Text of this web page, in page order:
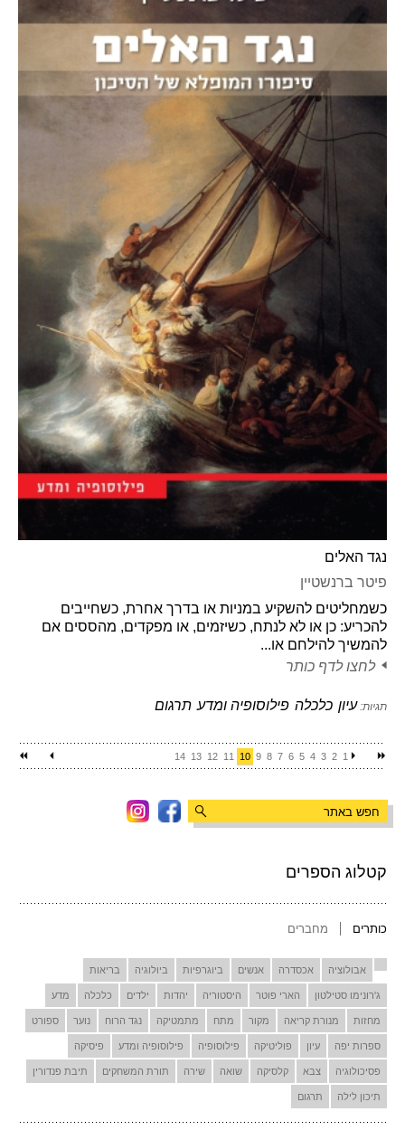
קטלוג הספרים
כותרים מחברים
אבולוציה אכסדרה אנשים ביוגרפיות ביולוגיה בריאות
ג'רונימו סטילטון הארי פוטר היסטוריה יהדות ילדים כלכלה מדע
מחזות מנורת קריאה מקור מתח מתמטיקה נגד הרוח נוער ספורט
ספרות יפה עיון פוליטיקה פילוסופיה פילוסופיה ומדע פיסיקה
פסיכולוגיה צבא קלסיקה שואה שירה תורת המשחקים תיבת פנדורין
תיכון לילה תרגום
נגד האלים
פיטר ברנשטיין
כשמחליטים להשקיע במניות או בדרך אחרת, כשחייבים
להכריע: כן או לא לנתח, כשיזמים, או מפקדים, מהססים אם
להמשיך להילחם או...
לחצו לדף כותר
תגיות:עיון כלכלה פילוסופיה ומדע תרגום
1
2
3
4
5
6
7
8
9
10
11
12
13
14